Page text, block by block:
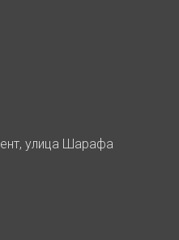
улица Шарафа